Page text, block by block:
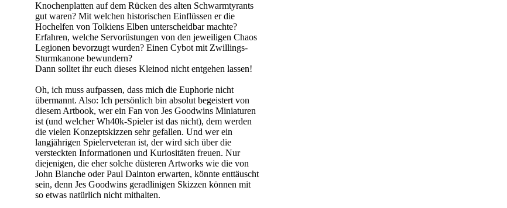
Knochenplatten auf dem Rücken des alten Schwarmtyrants
gut waren? Mit welchen historischen Einflüssen er die
Hochelfen von Tolkiens Elben unterscheidbar machte?
Erfahren, welche Servorüstungen von den jeweiligen Chaos
Legionen bevorzugt wurden? Einen Cybot mit Zwillings-
Sturmkanone bewundern?
Dann solltet ihr euch dieses Kleinod nicht entgehen lassen!
Oh, ich muss aufpassen, dass mich die Euphorie nicht
übermannt. Also: Ich persönlich bin absolut begeistert von
diesem Artbook, wer ein Fan von Jes Goodwins Miniaturen
ist (und welcher Wh40k-Spieler ist das nicht), dem werden
die vielen Konzeptskizzen sehr gefallen. Und wer ein
langjährigen Spielerveteran ist, der wird sich über die
versteckten Informationen und Kuriositäten freuen. Nur
diejenigen, die eher solche düsteren Artworks wie die von
John Blanche oder Paul Dainton erwarten, könnte enttäuscht
sein, denn Jes Goodwins geradlinigen Skizzen können mit
so etwas natürlich nicht mithalten.